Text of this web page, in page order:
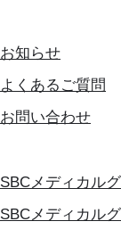
お知らせ
よくあるご質問
お問い合わせ
SBCメディカル
SBCメディカル